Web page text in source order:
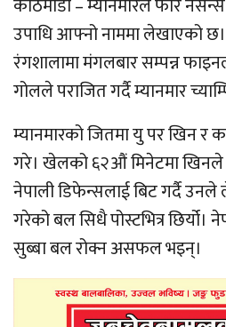
काठमाडौं – म्यानमारले फोर
उपाधि आफ्नो नाममा लेखाएको छ।
रंगशालामा मंगलबार सम्पन्न
गोलले पराजित गर्दै म्यानमार
म्यानमारको जितमा यु पर खिन र
गरे। खेलको ६२औं मिनेटमा खिनले
नेपाली डिफेन्सलाई बिट गर्दै उनले
गरेको बल सिधै पोस्टभित्र
सुब्बा बल रोक्न असफल भइन्।